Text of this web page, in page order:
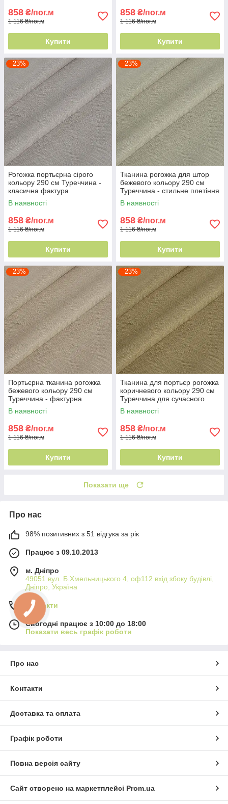
858 ₴/пог.м
1 116 ₴/пог.м
Купити
858 ₴/пог.м
1 116 ₴/пог.м
Купити
–23%
Рогожка портьєрна сірого
кольору 290 см Туреччина -
класична фактура
В наявності
858 ₴/пог.м
1 116 ₴/пог.м
Купити
–23%
Тканина рогожка для штор
бежевого кольору 290 см
Туреччина - стильне плетіння
ниток
В наявності
858 ₴/пог.м
1 116 ₴/пог.м
Купити
–23%
Портьєрна тканина рогожка
бежевого кольору 290 см
Туреччина - фактурна
поверхня
В наявності
858 ₴/пог.м
1 116 ₴/пог.м
Купити
–23%
Тканина для портьєр рогожка
коричневого кольору 290 см
Туреччина для сучасного
інтер'єру
В наявності
858 ₴/пог.м
1 116 ₴/пог.м
Купити
Показати ще
Про нас
98% позитивних з 51 відгука за рік
Працює з 09.10.2013
м. Дніпро
49051 вул. Б.Хмельницького 4, оф112 вхід збоку будівлі,
Дніпро, Україна
Контакти
Сьогодні працює з 10:00 до 18:00
Показати весь графік роботи
Про нас
Контакти
Доставка та оплата
Графік роботи
Повна версія сайту
Сайт створено на маркетплейсі Prom.ua